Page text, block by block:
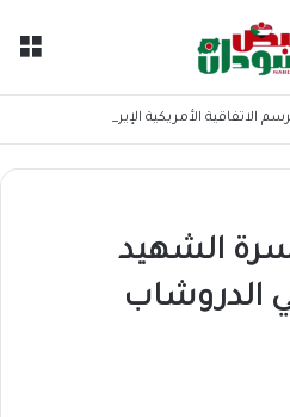
الشهيد
الدروشاب